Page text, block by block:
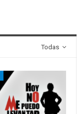
Todas